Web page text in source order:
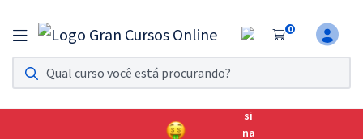
0
Assinatura Ilimitada 11
Acesso a todos os cursos. Teste grátis por 7 dias!
Assinatura OAB Até Passar